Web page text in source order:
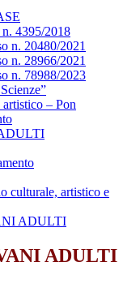
4395/2018
n. 20480/2021
n. 28966/2021
n. 78988/2023
– Pon
culturale, artistico e
ADULTI
ADULTI